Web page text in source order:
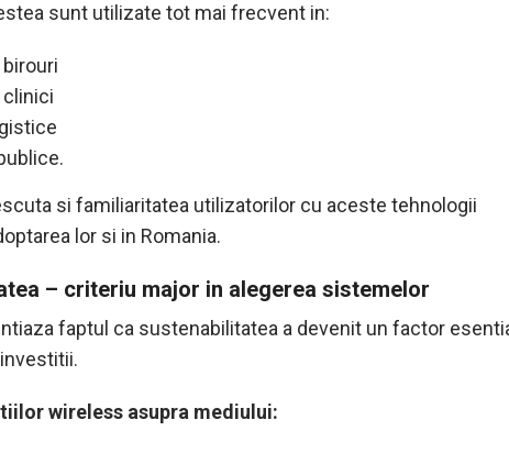
sunt utilizate tot mai frecvent in:
si familiaritatea utilizatorilor cu aceste tehnologii
lor si in Romania.
– criteriu major in alegerea sistemelor
faptul ca sustenabilitatea a devenit un factor
wireless asupra mediului: